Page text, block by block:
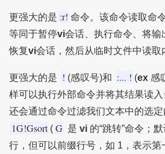
更强大的是 :r! 命令。该命令读取命
等同于暂停vi会话、执行命令、将输
恢复vi会话，然后从临时文件中读取
更强大的是 ! (感叹号)和 :... ! (ex感
样可以执行外部命令并将其结果读
还会通过命令过滤我们文本中的选
1G!Gsort ( G 是 vi的“跳转”命令；
行，但可以前缀行号，如 1，表示